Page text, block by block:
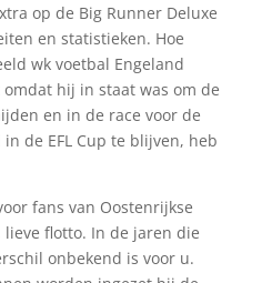
op de Big Runner Deluxe
en statistieken. Hoe
wk voetbal Engeland
hij in staat was om de
en in de race voor de
de EFL Cup te blijven, heb
fans van Oostenrijkse
flotto. In de jaren die
onbekend is voor u.